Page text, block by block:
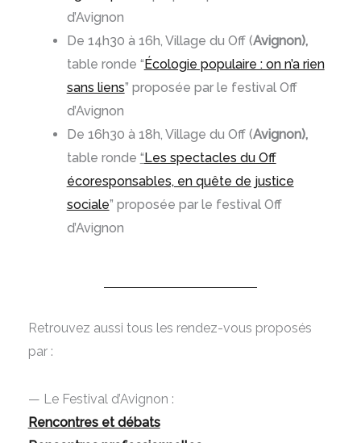
d’Avignon
De 14h30 à 16h, Village du Off (Avignon),
table ronde “ Écologie populaire : on n’a rien
sans liens” proposée par le festival Off
d’Avignon
De 16h30 à 18h, Village du Off (Avignon),
table ronde “ Les spectacles du Off
écoresponsables, en quête de justice
sociale” proposée par le festival Off
d’Avignon
Retrouvez aussi tous les rendez-vous proposés
par :
— Le Festival d’Avignon :
Rencontres et débats